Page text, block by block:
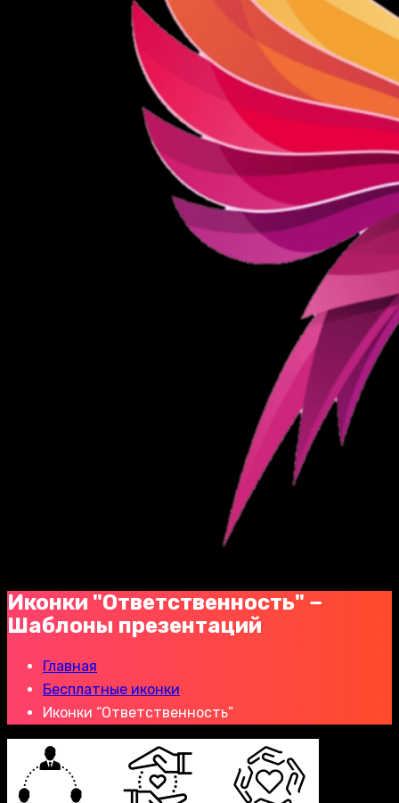
Иконки "Ответственность" −
Шаблоны презентаций
Главная
Бесплатные иконки
Иконки “Ответственность”